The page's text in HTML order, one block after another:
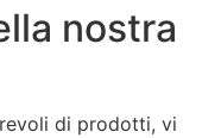
nostra
di prodotti, vi